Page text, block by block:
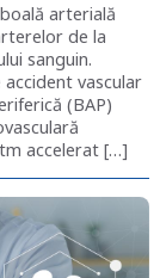
arterială
de la
sanguin.
vascular
(BAP)
accelerat […]